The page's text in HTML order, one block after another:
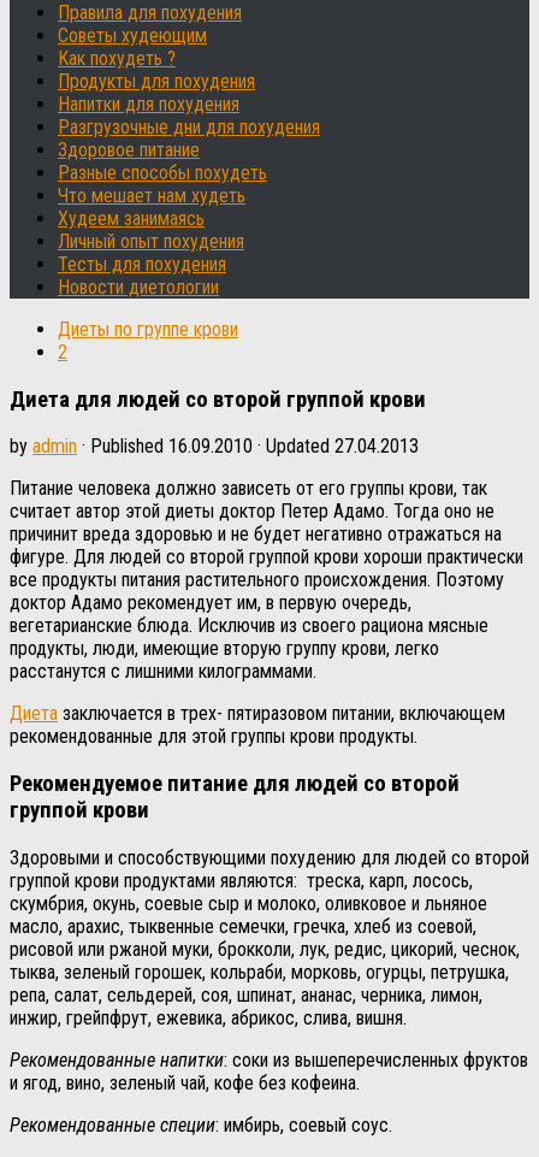
Правила для похудения
Советы худеющим
Как похудеть ?
Продукты для похудения
Напитки для похудения
Разгрузочные дни для похудения
Здоровое питание
Разные способы похудеть
Что мешает нам худеть
Худеем занимаясь
Личный опыт похудения
Тесты для похудения
Новости диетологии
Диеты по группе крови
2
Диета для людей со второй группой крови
by admin · Published 16.09.2010 · Updated 27.04.2013
Питание человека должно зависеть от его группы крови, так
считает автор этой диеты доктор Петер Адамо. Тогда оно не
причинит вреда здоровью и не будет негативно отражаться на
фигуре. Для людей со второй группой крови хороши практически
все продукты питания растительного происхождения. Поэтому
доктор Адамо рекомендует им, в первую очередь,
вегетарианские блюда. Исключив из своего рациона мясные
продукты, люди, имеющие вторую группу крови, легко
расстанутся с лишними килограммами.
Диета заключается в трех- пятиразовом питании, включающем
рекомендованные для этой группы крови продукты.
Рекомендуемое питание для людей со второй
группой крови
Здоровыми и способствующими похудению для людей со второй
группой крови продуктами являются: треска, карп, лосось,
скумбрия, окунь, соевые сыр и молоко, оливковое и льняное
масло, арахис, тыквенные семечки, гречка, хлеб из соевой,
рисовой или ржаной муки, брокколи, лук, редис, цикорий, чеснок,
тыква, зеленый горошек, кольраби, морковь, огурцы, петрушка,
репа, салат, сельдерей, соя, шпинат, ананас, черника, лимон,
инжир, грейпфрут, ежевика, абрикос, слива, вишня.
Рекомендованные напитки: соки из вышеперечисленных фруктов
и ягод, вино, зеленый чай, кофе без кофеина.
Рекомендованные специи: имбирь, соевый соус.